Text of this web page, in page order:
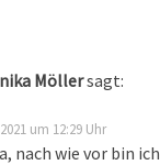
Möllersagt:
um 12:29 Uhr
nach wie vor bin ich